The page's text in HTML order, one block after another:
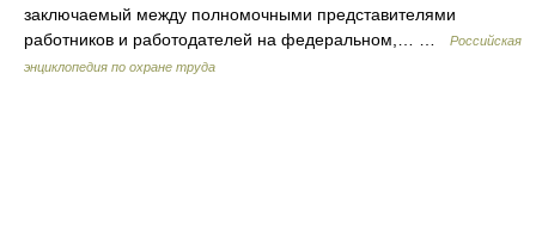
заключаемый между полномочными представителями
работников и работодателей на федеральном,… …
Российская
энциклопедия по охране труда